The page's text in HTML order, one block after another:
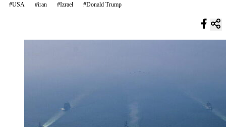
#USA #iran #Izrael #Donald Trump